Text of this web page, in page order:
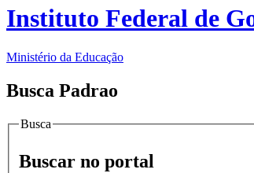
Instituto Federal de
Ministério da Educação
Busca Padrao
Busca
Buscar no portal